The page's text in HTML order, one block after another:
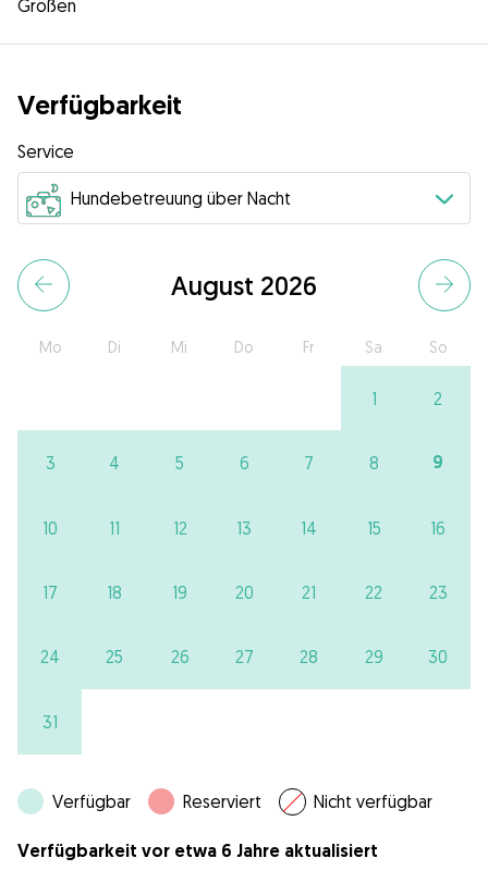
Größen
Verfügbarkeit
Service
August 2026
Mo Di Mi Do Fr Sa So
1 2
3 4 5 6 7 8 9
10 11 12 13 14 15 16
17 18 19 20 21 22 23
24 25 26 27 28 29 30
31
Verfügbar Reserviert Nicht verfügbar
Verfügbarkeit vor etwa 6 Jahre aktualisiert